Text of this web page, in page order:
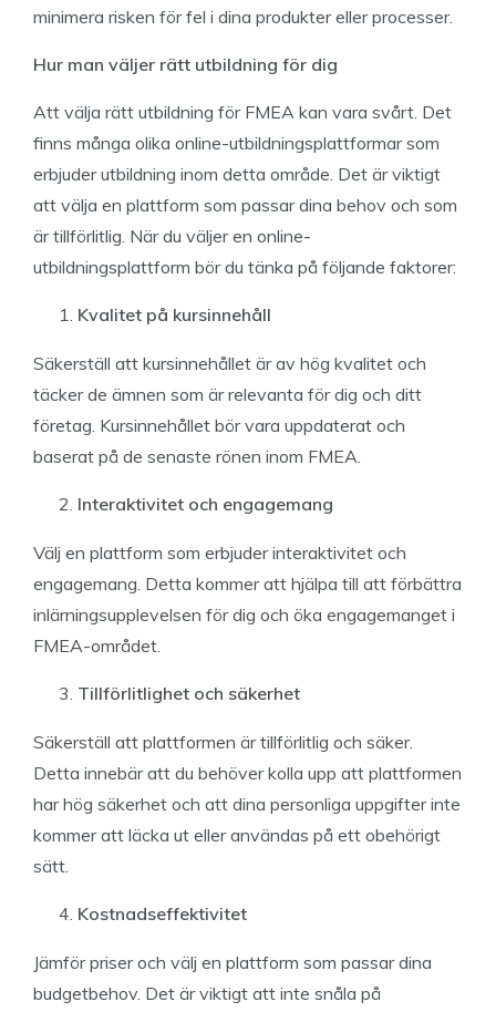
minimera risken för fel i dina produkter eller processer.
Hur man väljer rätt utbildning för dig
Att välja rätt utbildning för FMEA kan vara svårt. Det
finns många olika online-utbildningsplattformar som
erbjuder utbildning inom detta område. Det är viktigt
att välja en plattform som passar dina behov och som
är tillförlitlig. När du väljer en online-
utbildningsplattform bör du tänka på följande faktorer:
Kvalitet på kursinnehåll
Säkerställ att kursinnehållet är av hög kvalitet och
täcker de ämnen som är relevanta för dig och ditt
företag. Kursinnehållet bör vara uppdaterat och
baserat på de senaste rönen inom FMEA.
Interaktivitet och engagemang
Välj en plattform som erbjuder interaktivitet och
engagemang. Detta kommer att hjälpa till att förbättra
inlärningsupplevelsen för dig och öka engagemanget i
FMEA-området.
Tillförlitlighet och säkerhet
Säkerställ att plattformen är tillförlitlig och säker.
Detta innebär att du behöver kolla upp att plattformen
har hög säkerhet och att dina personliga uppgifter inte
kommer att läcka ut eller användas på ett obehörigt
sätt.
Kostnadseffektivitet
Jämför priser och välj en plattform som passar dina
budgetbehov. Det är viktigt att inte snåla på